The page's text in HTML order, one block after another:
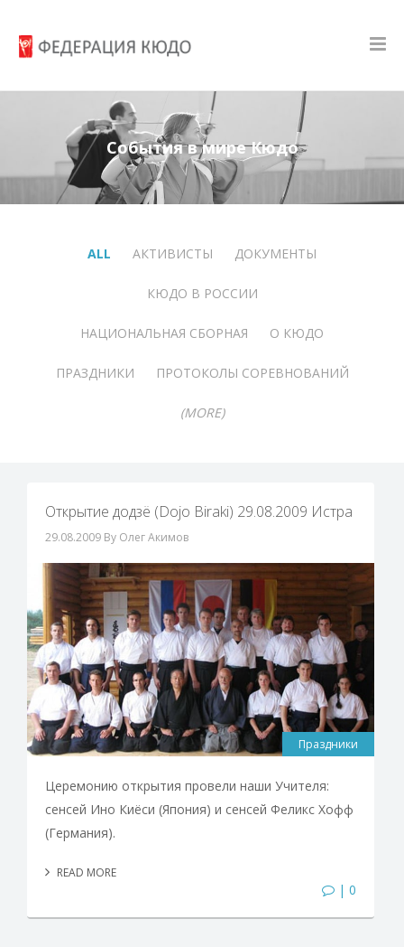
События в мире Кюдо
ALL АКТИВИСТЫ ДОКУМЕНТЫ
КЮДО В РОССИИ
НАЦИОНАЛЬНАЯ СБОРНАЯ О КЮДО
ПРАЗДНИКИ ПРОТОКОЛЫ СОРЕВНОВАНИЙ
(MORE)
Открытие додзё (Dojo Biraki) 29.08.2009 Истра
29.08.2009 By Олег Акимов
Праздники
Церемонию открытия провели наши Учителя:
сенсей Ино Киёси (Япония) и сенсей Феликс Хофф
(Германия).
READ MORE
| 0